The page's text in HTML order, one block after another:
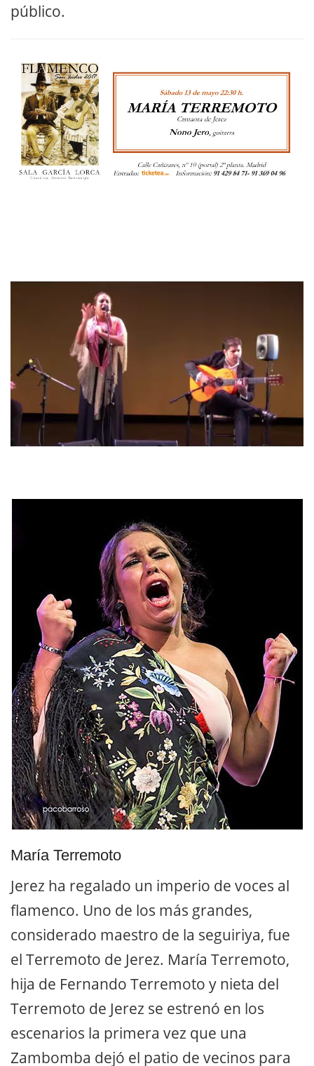
público.
María Terremoto
Jerez ha regalado un imperio de voces al
flamenco. Uno de los más grandes,
considerado maestro de la seguiriya, fue
el Terremoto de Jerez. María Terremoto,
hija de Fernando Terremoto y nieta del
Terremoto de Jerez se estrenó en los
escenarios la primera vez que una
Zambomba dejó el patio de vecinos para